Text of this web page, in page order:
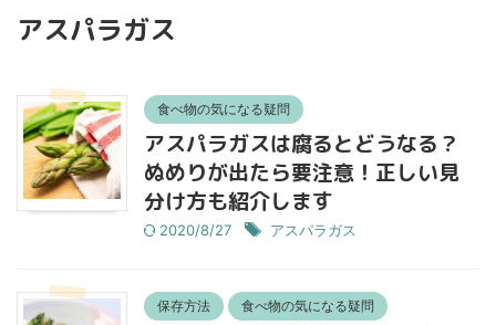
アスパラガス
食べ物の気になる疑問
アスパラガスは腐るとどうなる？
ぬめりが出たら要注意！正しい見
分け方も紹介します
2020/8/27 アスパラガス
保存方法 食べ物の気になる疑問